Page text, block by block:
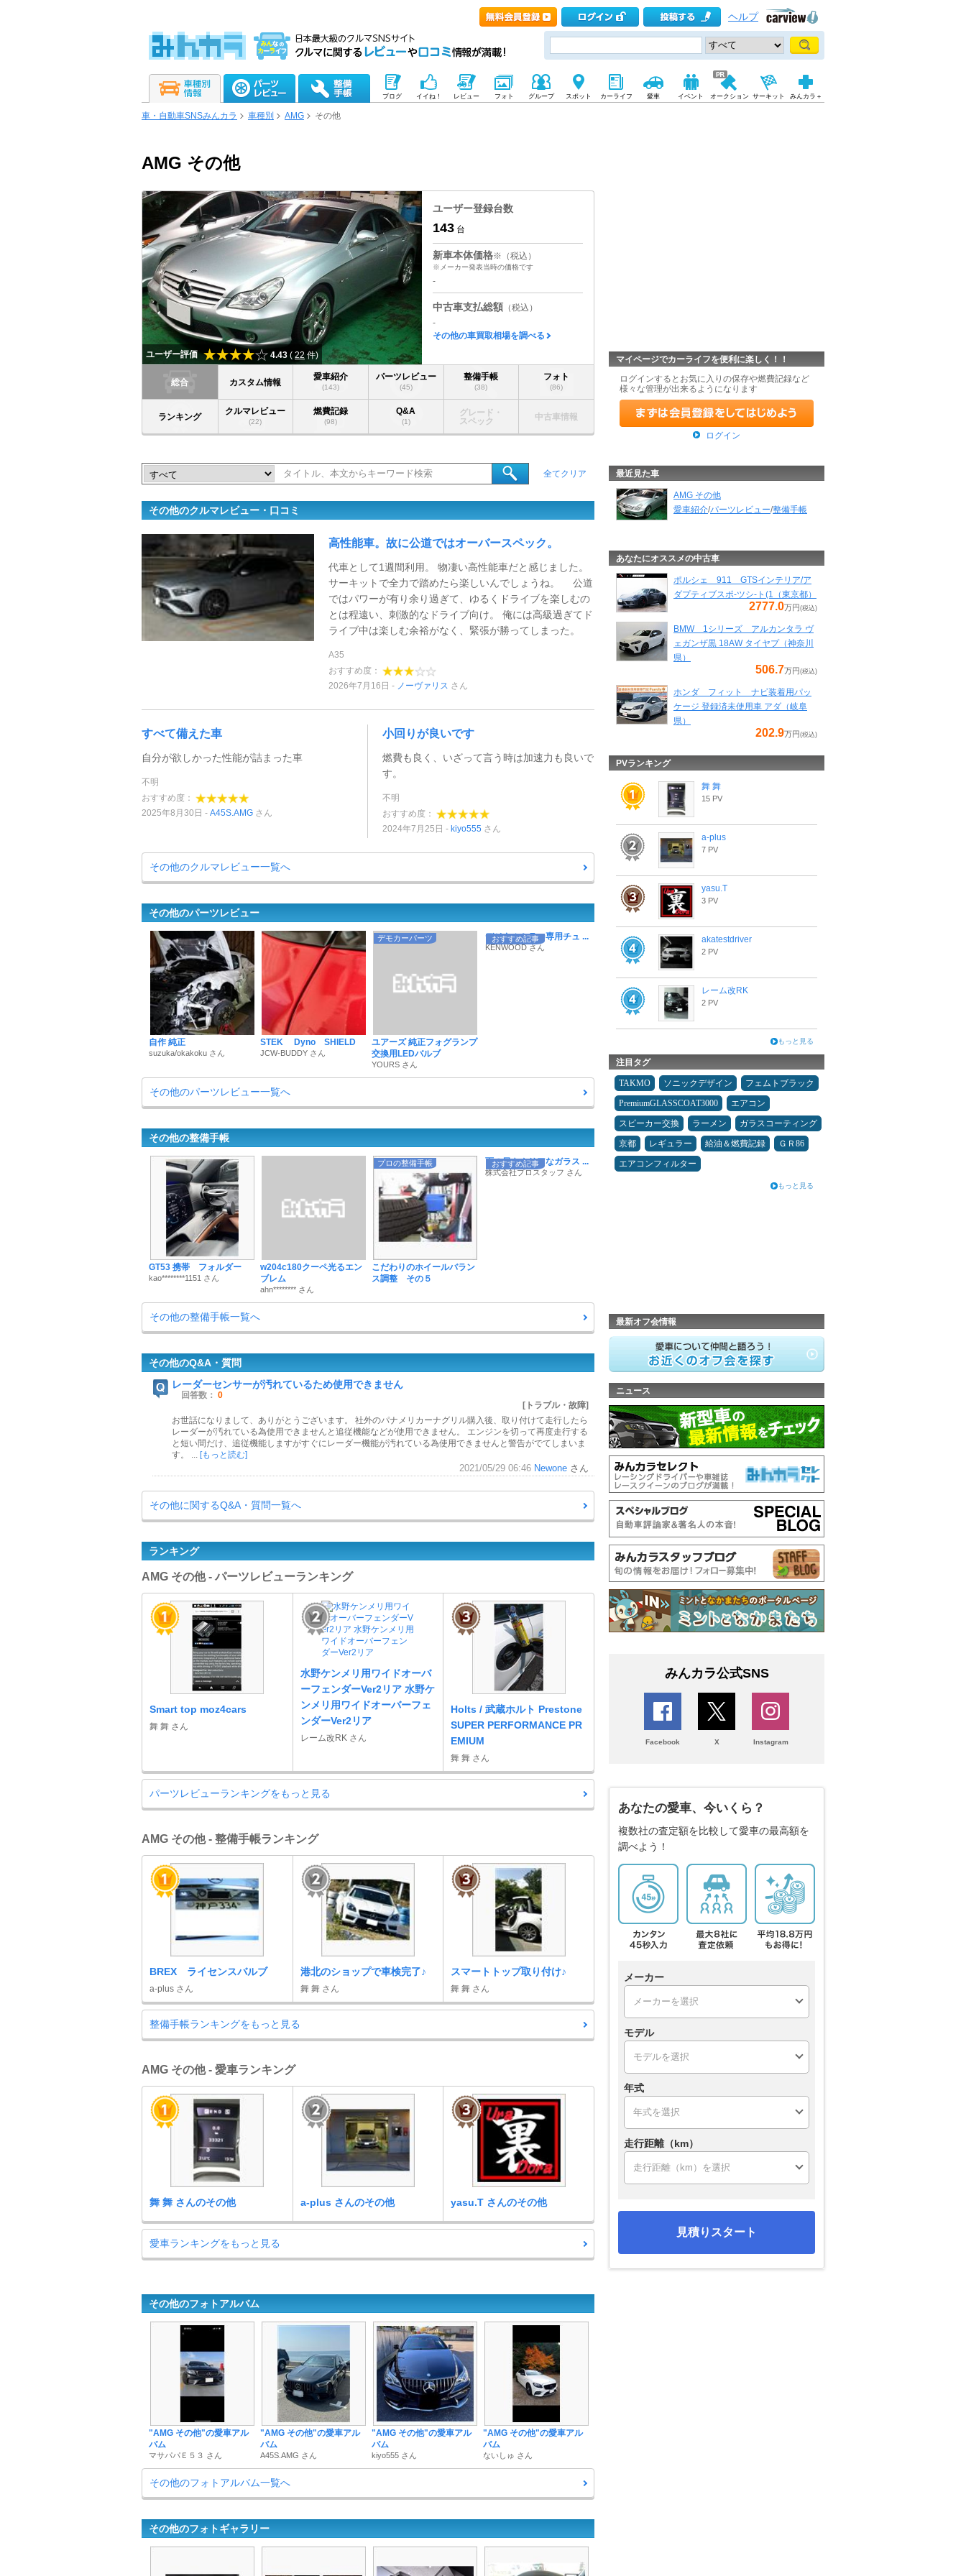
ヘルプ
ブログ イイね！ レビュー フォト グループ スポット カーライフ 愛車 イベント オークション サーキット みんカラ＋
車・自動車SNSみんカラ 車種別 AMG その他
AMG その他
ユーザー評価 4.43 ( 22 件)
ユーザー登録台数
143 台
新車本体価格※（税込）
※メーカー発表当時の価格です
-
中古車支払総額 （税込）
-
その他の車買取相場を調べる
総合 カスタム情報
愛車紹介
(143)
パーツレビュー
(45)
整備手帳
(38)
フォト
(86)
ランキング
クルマレビュー
(22)
燃費記録
(98)
Q&A
(1)
グレード・
スペック
中古車情報
全てクリア
その他のクルマレビュー・口コミ
高性能車。故に公道ではオーバースペック。
代車として1週間利用。 物凄い高性能車だと感じました。
サーキットで全力で踏めたら楽しいんでしょうね。 公道
ではパワーが有り余り過ぎて、ゆるくドライブを楽しむの
とは程遠い、刺激的なドライブ向け。 俺には高級過ぎてド
ライブ中は楽しむ余裕がなく、緊張が勝ってしまった。
A35
おすすめ度：
2026年7月16日
ノーヴァリス さん
すべて備えた車
自分が欲しかった性能が詰まった車
不明
おすすめ度：
2025年8月30日
A45S.AMG さん
小回りが良いです
燃費も良く、いざって言う時は加速力も良いで
す。
不明
おすすめ度：
2024年7月25日
kiyo555 さん
その他のクルマレビュー一覧へ
その他のパーツレビュー
自作 純正
suzuka/okakoku さん
STEK Dyno SHIELD
JCW-BUDDY さん
デモカーパーツ
ユアーズ 純正フォグランプ
交換用LEDバルブ
YOURS さん
おすすめ記事
デジタルミラー専用チュ ...
KENWOOD さん
その他のパーツレビュー一覧へ
その他の整備手帳
GT53 携帯 フォルダー
kao********1151 さん
w204c180クーペ光るエン
ブレム
ahn******** さん
プロの整備手帳
こだわりのホイールバラン
ス調整 その５
おすすめ記事
雨の日もクリアなガラス ...
株式会社プロスタッフ さん
その他の整備手帳一覧へ
その他のQ&A・質問
レーダーセンサーが汚れているため使用できません
回答数： 0
[トラブル・故障]
お世話になりまして、ありがとうございます。 社外のパナメリカーナグリル購入後、取り付けて走行したら
レーダーが汚れている為使用できませんと追従機能などが使用できません。 エンジンを切って再度走行する
と短い間だけ、追従機能しますがすぐにレーダー機能が汚れている為使用できませんと警告がでてしまいま
す。 ... [もっと読む]
2021/05/29 06:46 Newone さん
その他に関するQ&A・質問一覧へ
ランキング
AMG その他 - パーツレビューランキング
Smart top moz4cars
舞 舞 さん
水野ケンメリ用ワイドオーバ
ーフェンダーVer2リア 水野ケ
ンメリ用ワイドオーバーフェ
ンダーVer2リア
レーム改RK さん
Holts / 武蔵ホルト Prestone
SUPER PERFORMANCE PR
EMIUM
舞 舞 さん
パーツレビューランキングをもっと見る
AMG その他 - 整備手帳ランキング
BREX ライセンスバルブ
a-plus さん
港北のショップで車検完了♪
舞 舞 さん
スマートトップ取り付け♪
舞 舞 さん
整備手帳ランキングをもっと見る
AMG その他 - 愛車ランキング
舞 舞 さんのその他 a-plus さんのその他 yasu.T さんのその他
愛車ランキングをもっと見る
その他のフォトアルバム
"AMG その他"の愛車アル
バム
マサパパＥ５３ さん
"AMG その他"の愛車アル
バム
A45S.AMG さん
"AMG その他"の愛車アル
バム
kiyo555 さん
"AMG その他"の愛車アル
バム
ないしゅ さん
その他のフォトアルバム一覧へ
その他のフォトギャラリー
マイページでカーライフを便利に楽しく！！
ログインするとお気に入りの保存や燃費記録など
様々な管理が出来るようになります
ログイン
最近見た車
AMG その他
愛車紹介/パーツレビュー/整備手帳
あなたにオススメの中古車
ポルシェ 911 GTSインテリア/ア
ダプティブスポ-ツシ-ト(1（東京都）
2777.0万円 (税込)
BMW 1シリーズ アルカンタラ ヴ
ェガンザ黒 18AW タイヤプ（神奈川
県）
506.7万円 (税込)
ホンダ フィット ナビ装着用パッ
ケージ 登録済未使用車 アダ（岐阜
県）
202.9万円 (税込)
PVランキング
舞 舞
15 PV
a-plus
7 PV
yasu.T
3 PV
akatestdriver
2 PV
レーム改RK
2 PV
もっと見る
注目タグ
TAKMO ソニックデザイン
フェムトブラック
PremiumGLASSCOAT3000
エアコン
スピーカー交換
ラーメン
ガラスコーティング
京都
レギュラー 給油＆燃費記録
ＧＲ86
エアコンフィルター
もっと見る
最新オフ会情報
ニュース
みんカラ公式SNS
Facebook X Instagram
あなたの愛車、今いくら？
複数社の査定額を比較して愛車の最高額を
調べよう！
メーカー
モデル
年式
走行距離（km）
見積りスタート